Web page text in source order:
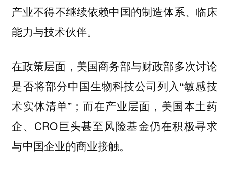
产业不得不继续依赖中国的制造体系、临床
能力与技术伙伴。
在政策层面，美国商务部与财政部多次讨论
是否将部分中国生物科技公司列入“敏感技
术实体清单”；而在产业层面，美国本土药
企、CRO巨头甚至风险基金仍在积极寻求
与中国企业的商业接触。